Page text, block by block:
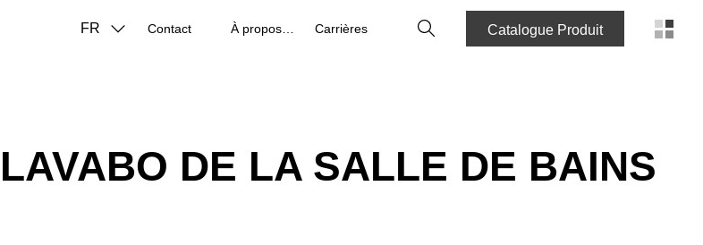
FR Contact Carrières rechercherCatalogue Produit
DE LA SALLE DE BAINS